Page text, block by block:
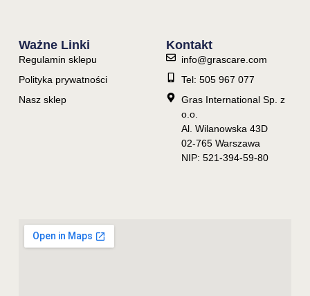
Ważne Linki
Regulamin sklepu
Polityka prywatności
Nasz sklep
Kontakt
info@grascare.com
Tel: 505 967 077
Gras International Sp. z
o.o.
Al. Wilanowska 43D
02-765 Warszawa
NIP: 521-394-59-80